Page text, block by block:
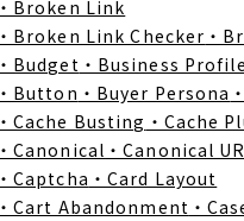
・Broken Link
・Broken Link Checker ・
・Budget ・Business Profile
・Button ・Buyer Persona
・Cache Busting ・Cache
・Canonical ・Canonical
・Captcha ・Card Layout
・Cart Abandonment ・